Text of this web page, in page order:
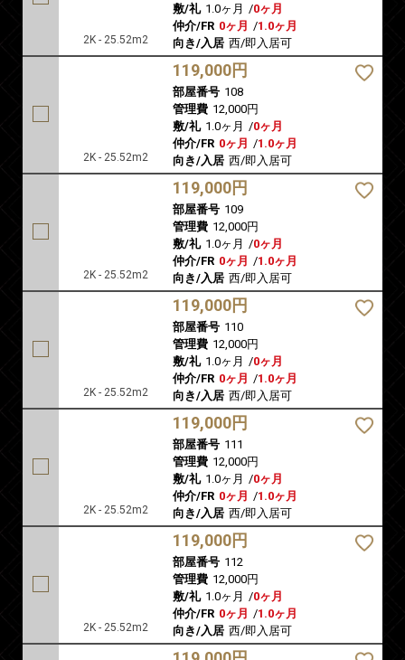
2K - 25.52m2
敷/礼 1.0ヶ月 /0ヶ月
仲介/FR 0ヶ月 /1.0ヶ月
向き/入居 西/即入居可
2K - 25.52m2
119,000円
部屋番号 108
管理費 12,000円
敷/礼 1.0ヶ月 /0ヶ月
仲介/FR 0ヶ月 /1.0ヶ月
向き/入居 西/即入居可
2K - 25.52m2
119,000円
部屋番号 109
管理費 12,000円
敷/礼 1.0ヶ月 /0ヶ月
仲介/FR 0ヶ月 /1.0ヶ月
向き/入居 西/即入居可
2K - 25.52m2
119,000円
部屋番号 110
管理費 12,000円
敷/礼 1.0ヶ月 /0ヶ月
仲介/FR 0ヶ月 /1.0ヶ月
向き/入居 西/即入居可
2K - 25.52m2
119,000円
部屋番号 111
管理費 12,000円
敷/礼 1.0ヶ月 /0ヶ月
仲介/FR 0ヶ月 /1.0ヶ月
向き/入居 西/即入居可
2K - 25.52m2
119,000円
部屋番号 112
管理費 12,000円
敷/礼 1.0ヶ月 /0ヶ月
仲介/FR 0ヶ月 /1.0ヶ月
向き/入居 西/即入居可